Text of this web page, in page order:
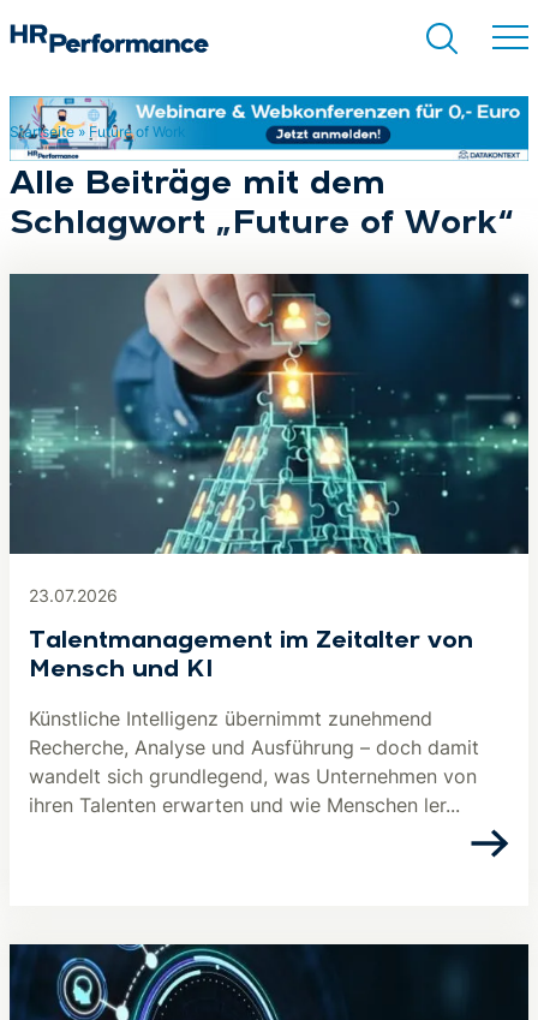
Suchen
Startseite» Future of Work
Alle Beiträge mit dem
Schlagwort „Future of Work“
23.07.2026
Talentmanagement im Zeitalter von
Mensch und KI
Künstliche Intelligenz übernimmt zunehmend
Recherche, Analyse und Ausführung – doch damit
wandelt sich grundlegend, was Unternehmen von
ihren Talenten erwarten und wie Menschen ler...